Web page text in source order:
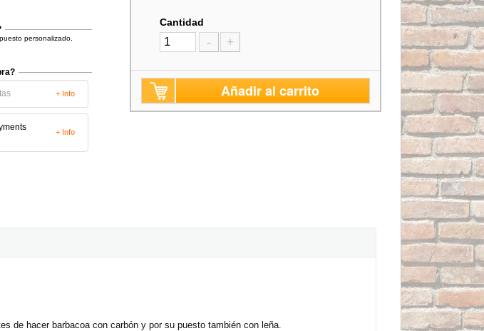
personalizado.
+ Info
+ Info
Cantidad
- +
Añadir al carrito
de hacer barbacoa con carbón y por su puesto también con leña.